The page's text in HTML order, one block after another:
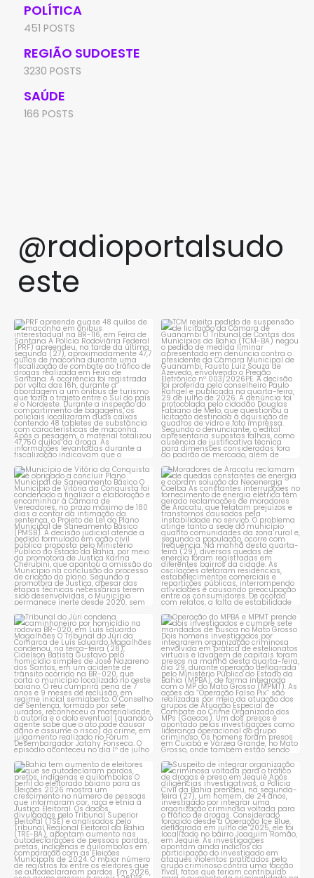
POLÍTICA
451 POSTS
REGIÃO SUDOESTE
3230 POSTS
SAÚDE
166 POSTS
@radioportalsudo
este
PRF apreende quase 48 quilos
de maconha em ônibus...
1 0
TCM rejeita pedido de
suspensão de licitação da...
1 0
Município de Vitória da
Conquista é obrigado a...
1 0
Moradores de Aracatu
reclamam de quedas
constantes ...
1 0
Tribunal do Júri condena
caminhoneiro por...
1 0
Operação do MPBA e MPMT
prende dois investigados e...
1 0
Bahia tem aumento de eleitores
que se autodeclaram...
1 0
Suspeito de integrar
organização criminosa
voltada...
1 0